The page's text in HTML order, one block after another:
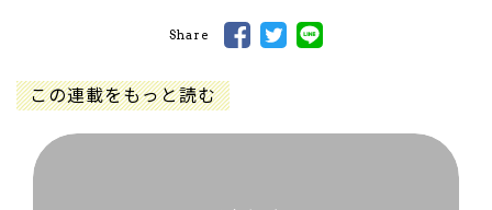
Share
この連載をもっと読む